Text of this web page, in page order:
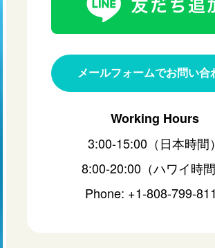
メールフォームでお問い合
Working Hours
3:00-15:00（日本時間）
8:00-20:00（ハワイ時間
Phone: +1-808-799-